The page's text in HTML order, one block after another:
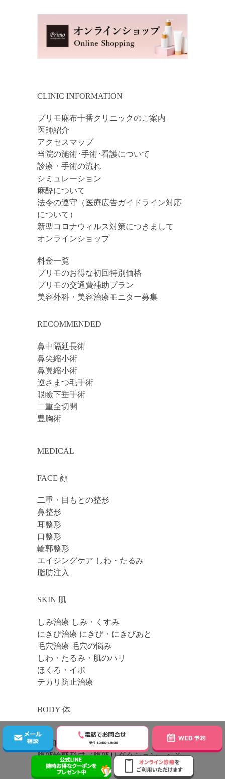
CLINIC INFORMATION
プリモ麻布十番クリニックのご案内
医師紹介
アクセスマップ
当院の施術･手術･看護について
診療・手術の流れ
シミュレーション
麻酔について
法令の遵守（医療広告ガイドライン対応
について）
新型コロナウィルス対策につきまして
オンラインショップ
料金一覧
プリモのお得な初回特別価格
プリモの交通費補助プラン
美容外科・美容治療モニター募集
RECOMMENDED
鼻中隔延長術
鼻尖縮小術
鼻翼縮小術
逆さまつ毛手術
眼瞼下垂手術
二重全切開
豊胸術
MEDICAL
FACE 顔
二重・目もとの整形
鼻整形
耳整形
口整形
輪郭整形
エイジングケア しわ・たるみ
脂肪注入
SKIN 肌
しみ治療 しみ・くすみ
にきび治療 にきび・にきびあと
毛穴治療 毛穴の悩み
しわ・たるみ・肌のハリ
ほくろ・イボ
テカリ防止治療
BODY 体
豊胸・バスト
脂肪吸引
腹部輪郭形成（腹部リダクション、へそ
形成）